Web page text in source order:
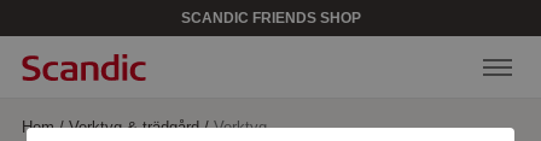
SCANDIC FRIENDS SHOP
Hem/Verktyg & trädgård/Verktyg